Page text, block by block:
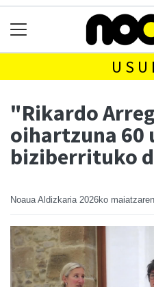
"Rikardo
oihartzuna 60
biziberrituko
Noaua Aldizkaria 2026ko